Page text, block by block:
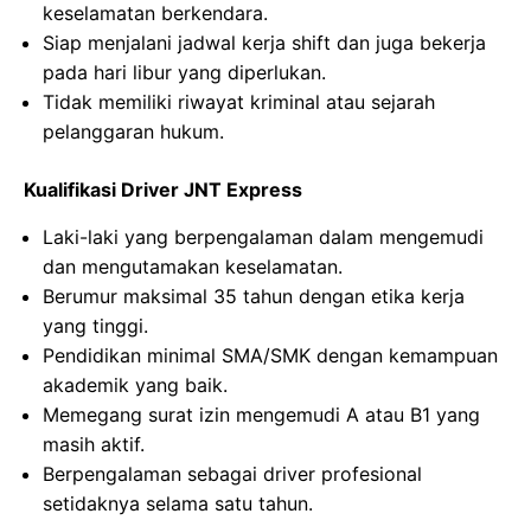
keselamatan berkendara.
Siap menjalani jadwal kerja shift dan juga bekerja
pada hari libur yang diperlukan.
Tidak memiliki riwayat kriminal atau sejarah
pelanggaran hukum.
Kualifikasi Driver JNT Express
Laki-laki yang berpengalaman dalam mengemudi
dan mengutamakan keselamatan.
Berumur maksimal 35 tahun dengan etika kerja
yang tinggi.
Pendidikan minimal SMA/SMK dengan kemampuan
akademik yang baik.
Memegang surat izin mengemudi A atau B1 yang
masih aktif.
Berpengalaman sebagai driver profesional
setidaknya selama satu tahun.